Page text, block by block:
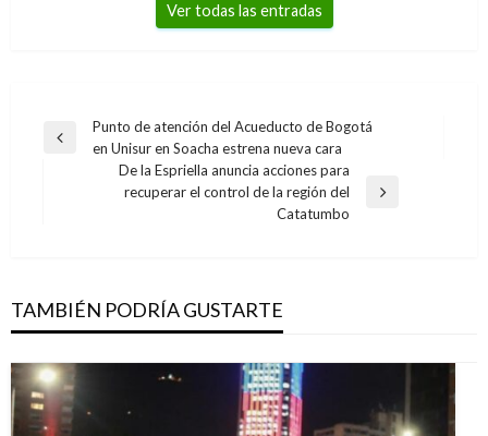
Ver todas las entradas
Navegación
entradas
Entrada
Punto de atención del Acueducto de Bogotá
en Unisur en Soacha estrena nueva cara
De la Espriella anuncia acciones para
recuperar el control de la región del
Catatumbo
TAMBIÉN PODRÍA GUSTARTE